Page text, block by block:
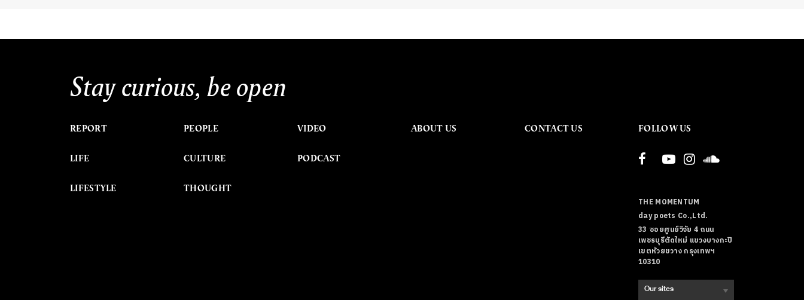
Stay curious, be open
REPORT
LIFE
LIFESTYLE
PEOPLE
CULTURE
THOUGHT
VIDEO
PODCAST
ABOUT US CONTACT US FOLLOW US
THE MOMENTUM
day poets Co.,Ltd.
33 ซอยศูนย์วิจัย 4 ถนน
เพชรบุรีตัดใหม่ แขวงบางกะปิ
เขตห้วยขวาง กรุงเทพฯ
10310